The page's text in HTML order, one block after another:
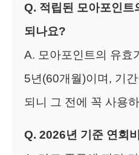
Q. 적립된 모아포인트
되나요?
A. 모아포인트의 유효
5년(60개월)이며, 기
되니 그 전에 꼭 사용
Q. 2026년 기준 연회